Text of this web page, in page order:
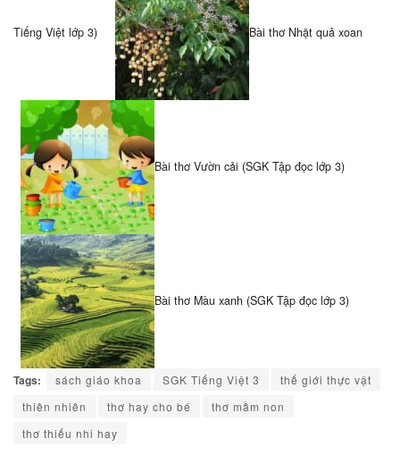
Tiếng Việt lớp 3) Bài thơ Nhặt quả xoan
Bài thơ Vườn cải (SGK Tập đọc lớp 3)
Bài thơ Màu xanh (SGK Tập đọc lớp 3)
Tags: sách giáo khoa SGK Tiếng Việt 3
thế giới thực vật
thiên nhiên
thơ hay cho bé
thơ mầm non
thơ thiếu nhi hay